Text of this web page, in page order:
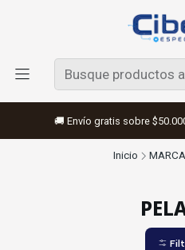
🚚 Envío gratis sobre
Inicio